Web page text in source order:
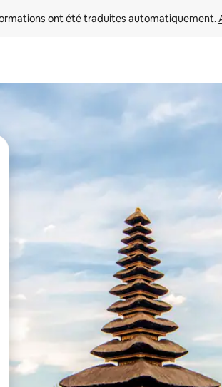
ont été traduites automatiquement.
haut et vers le bas pour les parcourir ou en